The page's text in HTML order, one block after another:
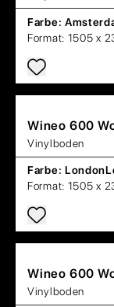
Farbe:
Format: 1505 x
Wineo 600
Vinylboden
Farbe:
Format: 1505 x
Wineo 600
Vinylboden